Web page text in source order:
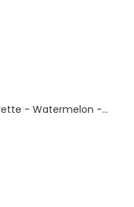
- Watermelon -...